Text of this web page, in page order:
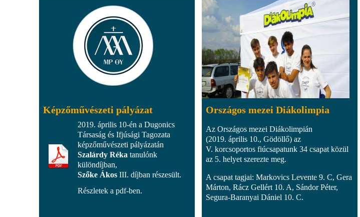
Képzőművészeti pályázat
2019. április 10-én a Dugonics
Társaság és Ifjúsági Tagozata
képzőművészeti pályázatán
Szalárdy Réka tanulónk
különdíjban,
Szőke Ákos III. díjban részesült.
Részletek a pdf-ben.
Országos mezei Diákolimpia
Az Országos mezei Diákolimpián
(2019. április 10., Gödöllő) az
V. korcsoportos fiúcsapatunk 34 csapat közül
az 5. helyet szerezte meg.
A csapat tagjai: Markovics Levente 9. C, Gera
Márton, Rácz Gellért 10. A, Sándor Péter,
Segura-Baranyai Dániel 10. C.